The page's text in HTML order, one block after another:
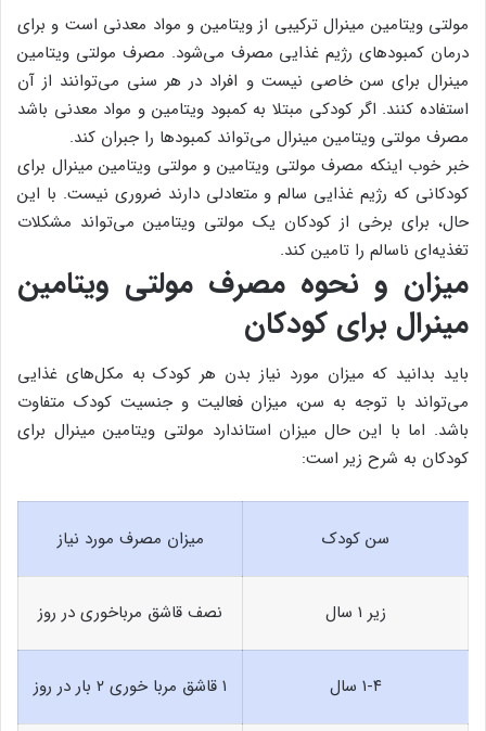
مولتی ویتامین مینرال ترکیبی از ویتامین و مواد معدنی است و برای
درمان کمبودهای رژیم غذایی مصرف می‌شود. مصرف مولتی ویتامین
مینرال برای سن خاصی نیست و افراد در هر سنی می‌توانند از آن
استفاده کنند. اگر کودکی مبتلا به کمبود ویتامین و مواد معدنی باشد
مصرف مولتی ویتامین مینرال می‌تواند کمبودها را جبران کند.
خبر خوب اینکه مصرف مولتی ویتامین و مولتی ویتامین مینرال برای
کودکانی که رژیم غذایی سالم و متعادلی دارند ضروری نیست. با این
حال، برای برخی از کودکان یک مولتی ویتامین می‌تواند مشکلات
تغذیه‌ای ناسالم را تامین کند.
میزان و نحوه مصرف مولتی ویتامین
مینرال برای کودکان
باید بدانید که میزان مورد نیاز بدن هر کودک به مکل‌های غذایی
می‌تواند با توجه به سن، میزان فعالیت و جنسیت کودک متفاوت
باشد. اما با این حال میزان استاندارد مولتی ویتامین مینرال برای
کودکان به شرح زیر است:
سن کودک میزان مصرف مورد نیاز
زیر ۱ سال نصف قاشق مرباخوری در روز
۱-۴ سال ۱ قاشق مربا خوری ۲ بار در روز